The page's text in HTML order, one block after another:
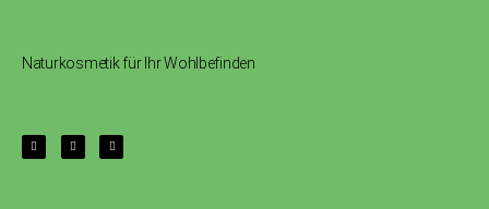
Naturkosmetik für Ihr Wohlbefinden